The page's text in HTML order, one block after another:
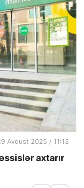
Avqust 2025 / 11:13
axtarır